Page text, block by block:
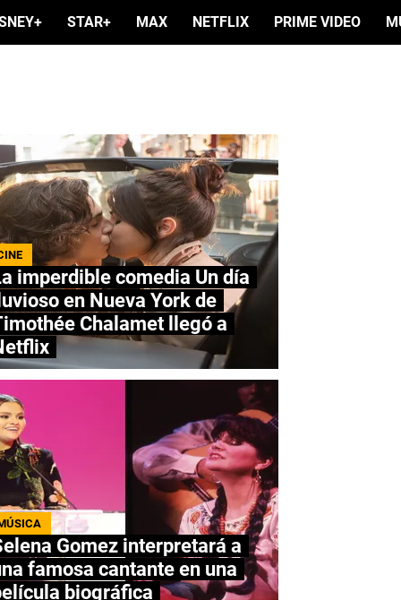
STAR+ MAX NETFLIX PRIME VIDEO
imperdible comedia Un día
en Nueva York de
Chalamet llegó a
Gomez interpretará a
famosa cantante en una
biográfica